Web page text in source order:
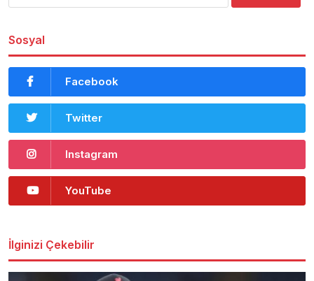
Sosyal
Facebook
Twitter
Instagram
YouTube
İlginizi Çekebilir